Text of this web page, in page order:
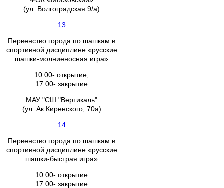
(ул. Волгоградская 9/а)
13
Первенство города по шашкам в
спортивной дисциплине «русские
шашки-молниеносная игра»
10:00- открытие;
17:00- закрытие
МАУ "СШ "Вертикаль"
(ул. Ак.Киренского, 70а)
14
Первенство города по шашкам в
спортивной дисциплине «русские
шашки-быстрая игра»
10:00- открытие
17:00- закрытие